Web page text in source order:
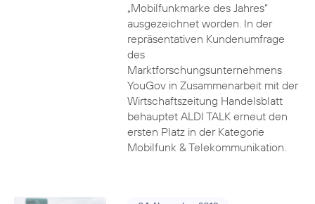
„Mobilfunkmarke des Jahres“
ausgezeichnet worden. In der
repräsentativen Kundenumfrage
des
Marktforschungsunternehmens
YouGov in Zusammenarbeit mit der
Wirtschaftszeitung Handelsblatt
behauptet ALDI TALK erneut den
ersten Platz in der Kategorie
Mobilfunk & Telekommunikation.